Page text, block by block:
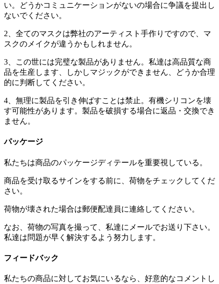
い。どうかコミュニケーションがないの場合に争議を提出し
ないでください。
2、全てのマスクは弊社のアーティスト手作りですので、マ
スクのメイクが違うかもしれません。
3、この世には完璧な製品がありません。私達は高品質な商
品を生産します、しかしマジックができません、どうか合理
的に判断してください。
4、無理に製品を引き伸ばすことは禁止。有機シリコンを壊
す可能性があります。製品を破損する場合に返品・交換でき
ません。
パッケージ
私たちは商品のパッケージディテールを重要視している。
商品を受け取るサインをする前に、荷物をチェックしてくだ
さい。
荷物が壊された場合は郵便配達員に連絡してください。
なお、荷物の写真を撮って、私達にメールでお送り下さい。
私達は問題が早く解決するよう努力します。
フィードバック
私たちの商品に対してお気にいるなら、好意的なコメントし